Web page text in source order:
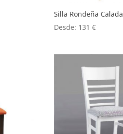
Silla Rondeña Calada
Desde: 131€